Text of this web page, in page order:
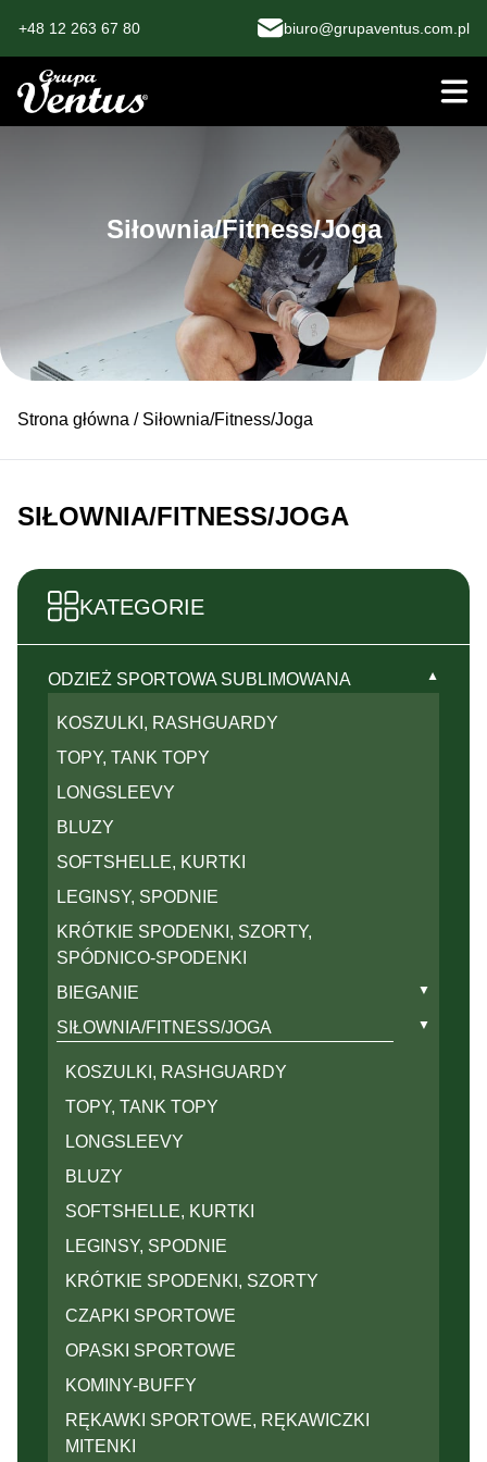
+48 12 263 67 80 biuro@grupaventus.com.pl
Siłownia/Fitness/Joga
Strona główna / Siłownia/Fitness/Joga
SIŁOWNIA/FITNESS/JOGA
KATEGORIE
ODZIEŻ SPORTOWA SUBLIMOWANA
KOSZULKI, RASHGUARDY
TOPY, TANK TOPY
LONGSLEEVY
BLUZY
SOFTSHELLE, KURTKI
LEGINSY, SPODNIE
KRÓTKIE SPODENKI, SZORTY,
SPÓDNICO-SPODENKI
BIEGANIE
KOSZULKI BIEGOWE
SPÓDNICO-SPODENKI
CZAPKI SPORTOWE
OPASKI SPORTOWE
KOMINY-BUFFY
RĘKAWKI SPORTOWE, RĘKAWICZKI
MITENKI
▼
SIŁOWNIA/FITNESS/JOGA
KOSZULKI, RASHGUARDY
TOPY, TANK TOPY
LONGSLEEVY
BLUZY
SOFTSHELLE, KURTKI
LEGINSY, SPODNIE
KRÓTKIE SPODENKI, SZORTY
CZAPKI SPORTOWE
OPASKI SPORTOWE
KOMINY-BUFFY
RĘKAWKI SPORTOWE, RĘKAWICZKI
MITENKI
▼
▼